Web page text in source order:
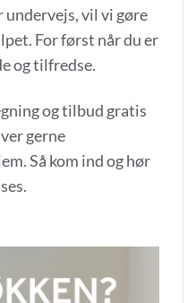
vil vi gøre
For først når du er
og tilfredse.
og tilbud gratis
gerne
Så kom ind og hør